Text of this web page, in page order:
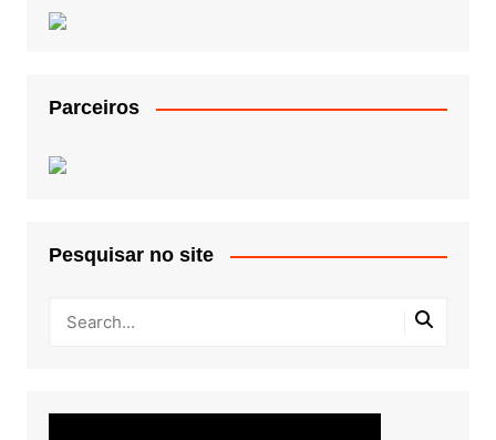
Parceiros
Pesquisar no site